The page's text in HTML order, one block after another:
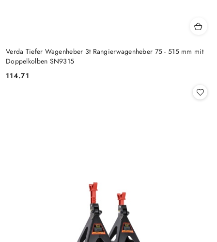
Verda Tiefer Wagenheber 3t Rangierwagenheber 75 - 515 mm mit
Doppelkolben SN9315
Preis:
114.71